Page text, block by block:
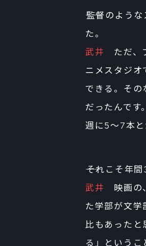
――監督のよう
た。
武井
ただ、
ニメスタジオ
できる。その
だったんです
週に5～7本と
――それこそ年
武井
映画の
た学部が文学
比もあったと
る」というこ